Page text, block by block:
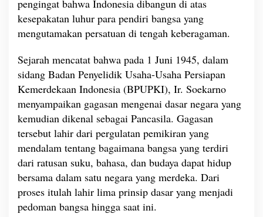
n
e
r
s
M
u
d
a
M
e
n
j
a
d
i
k
pengingat bahwa Indonesia dibangun di atas
kesepakatan luhur para pendiri bangsa yang
mengutamakan persatuan di tengah keberagaman.
Sejarah mencatat bahwa pada 1 Juni 1945, dalam
sidang Badan Penyelidik Usaha-Usaha Persiapan
Kemerdekaan Indonesia (BPUPKI), Ir. Soekarno
menyampaikan gagasan mengenai dasar negara yang
kemudian dikenal sebagai Pancasila. Gagasan
tersebut lahir dari pergulatan pemikiran yang
mendalam tentang bagaimana bangsa yang terdiri
dari ratusan suku, bahasa, dan budaya dapat hidup
bersama dalam satu negara yang merdeka. Dari
proses itulah lahir lima prinsip dasar yang menjadi
pedoman bangsa hingga saat ini.